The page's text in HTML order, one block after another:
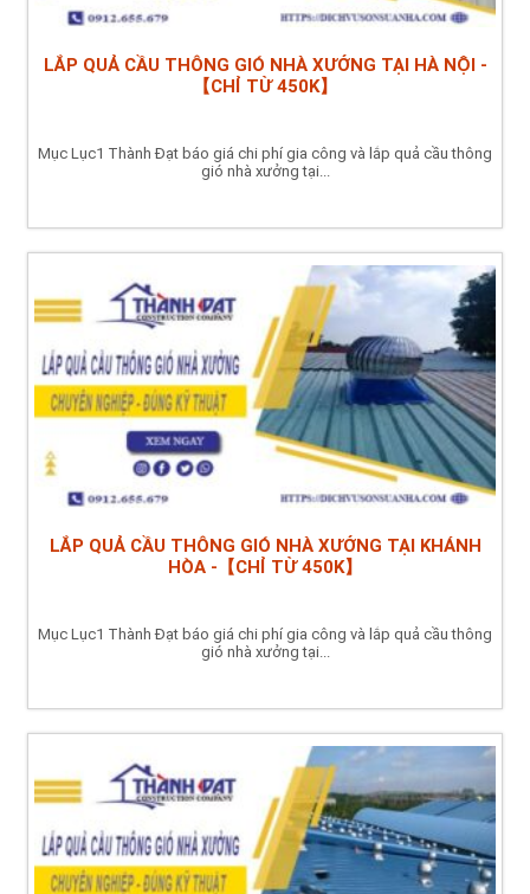
LẮP QUẢ CẦU THÔNG GIÓ NHÀ XƯỞNG TẠI HÀ NỘI -
【CHỈ TỪ 450K】
Mục Lục1 Thành Đạt báo giá chi phí gia công và lắp quả cầu thông
gió nhà xưởng tại...
LẮP QUẢ CẦU THÔNG GIÓ NHÀ XƯỞNG TẠI KHÁNH
HÒA -【CHỈ TỪ 450K】
Mục Lục1 Thành Đạt báo giá chi phí gia công và lắp quả cầu thông
gió nhà xưởng tại...